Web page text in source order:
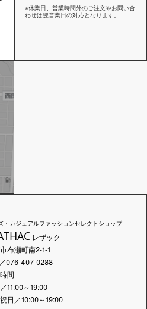
※休業日、営業時間外のご注文やお問い合
わせは翌営業日の対応となります。
・カジュアルファッションセレクトショップ
レザック
布瀬町南2-1-1
076-407-0288
間
11:00～19:00
日／10:00～19:00